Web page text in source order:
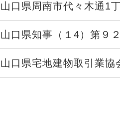
山口県周南市代々木通
山口県知事（１4）第９
山口県宅地建物取引業協